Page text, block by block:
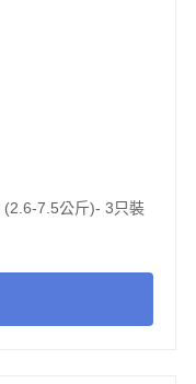
(2.6-7.5公斤)- 3只裝